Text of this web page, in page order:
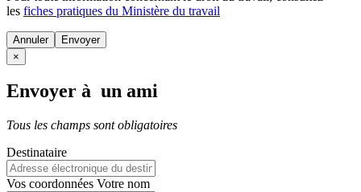
les fiches pratiques du Ministère du travail
Annuler
×
Envoyer à un ami
Tous les champs sont obligatoires
Destinataire
Vos coordonnées Votre nom